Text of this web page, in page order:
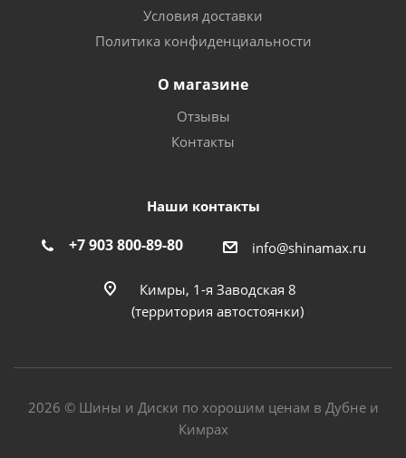
Условия доставки
Политика конфиденциальности
О магазине
Отзывы
Контакты
Наши контакты
+7 903 800-89-80 info@shinamax.ru
Кимры, 1-я Заводская 8
(территория автостоянки)
2026 © Шины и Диски по хорошим ценам в Дубне и
Кимрах